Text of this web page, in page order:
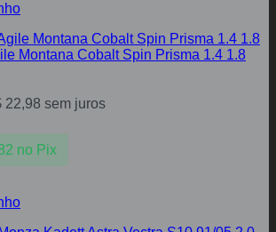
Montana Cobalt Spin Prisma 1.4 1.8
22,98 sem juros
no Pix